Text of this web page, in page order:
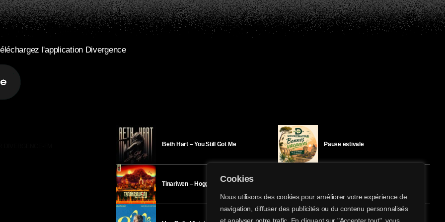
Cookies
Nous utilisons des cookies pour améliorer votre expérience de
navigation, diffuser des publicités ou du contenu personnalisés
share
email
l'application Divergence
Beth Hart – You Still Got Me
Tinariwen – Hoggar
Pause estivale